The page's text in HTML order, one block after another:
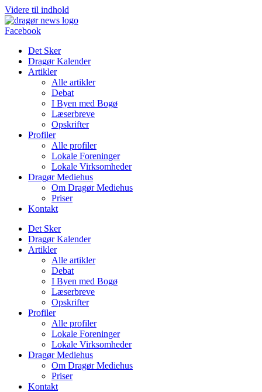
Videre til indhold
Facebook
Det Sker
Dragør Kalender
Artikler
Alle artikler
Debat
I Byen med Bogø
Læserbreve
Opskrifter
Profiler
Alle profiler
Lokale Foreninger
Lokale Virksomheder
Dragør Mediehus
Om Dragør Mediehus
Priser
Kontakt
Det Sker
Dragør Kalender
Artikler
Alle artikler
Debat
I Byen med Bogø
Læserbreve
Opskrifter
Profiler
Alle profiler
Lokale Foreninger
Lokale Virksomheder
Dragør Mediehus
Om Dragør Mediehus
Priser
Kontakt